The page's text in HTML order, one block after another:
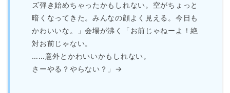
ズ弾き始めちゃったかもしれない。空がちょっと
暗くなってきた。みんなの顔よく見える。今日も
かわいいな。」会場が沸く「お前じゃねーよ！絶
対お前じゃない。
……意外とかわいいかもしれない。
さーやる？やらない？」→